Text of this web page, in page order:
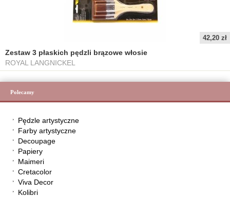
42,20 zł
Zestaw 3 płaskich pędzli brązowe włosie
ROYAL LANGNICKEL
Polecamy
Pędzle artystyczne
Farby artystyczne
Decoupage
Papiery
Maimeri
Cretacolor
Viva Decor
Kolibri